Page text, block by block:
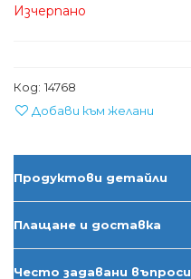
Изчерпано
Код: 14768
Добави към желани
Продуктови детайли
Плащане и доставка
Често задавани въпроси